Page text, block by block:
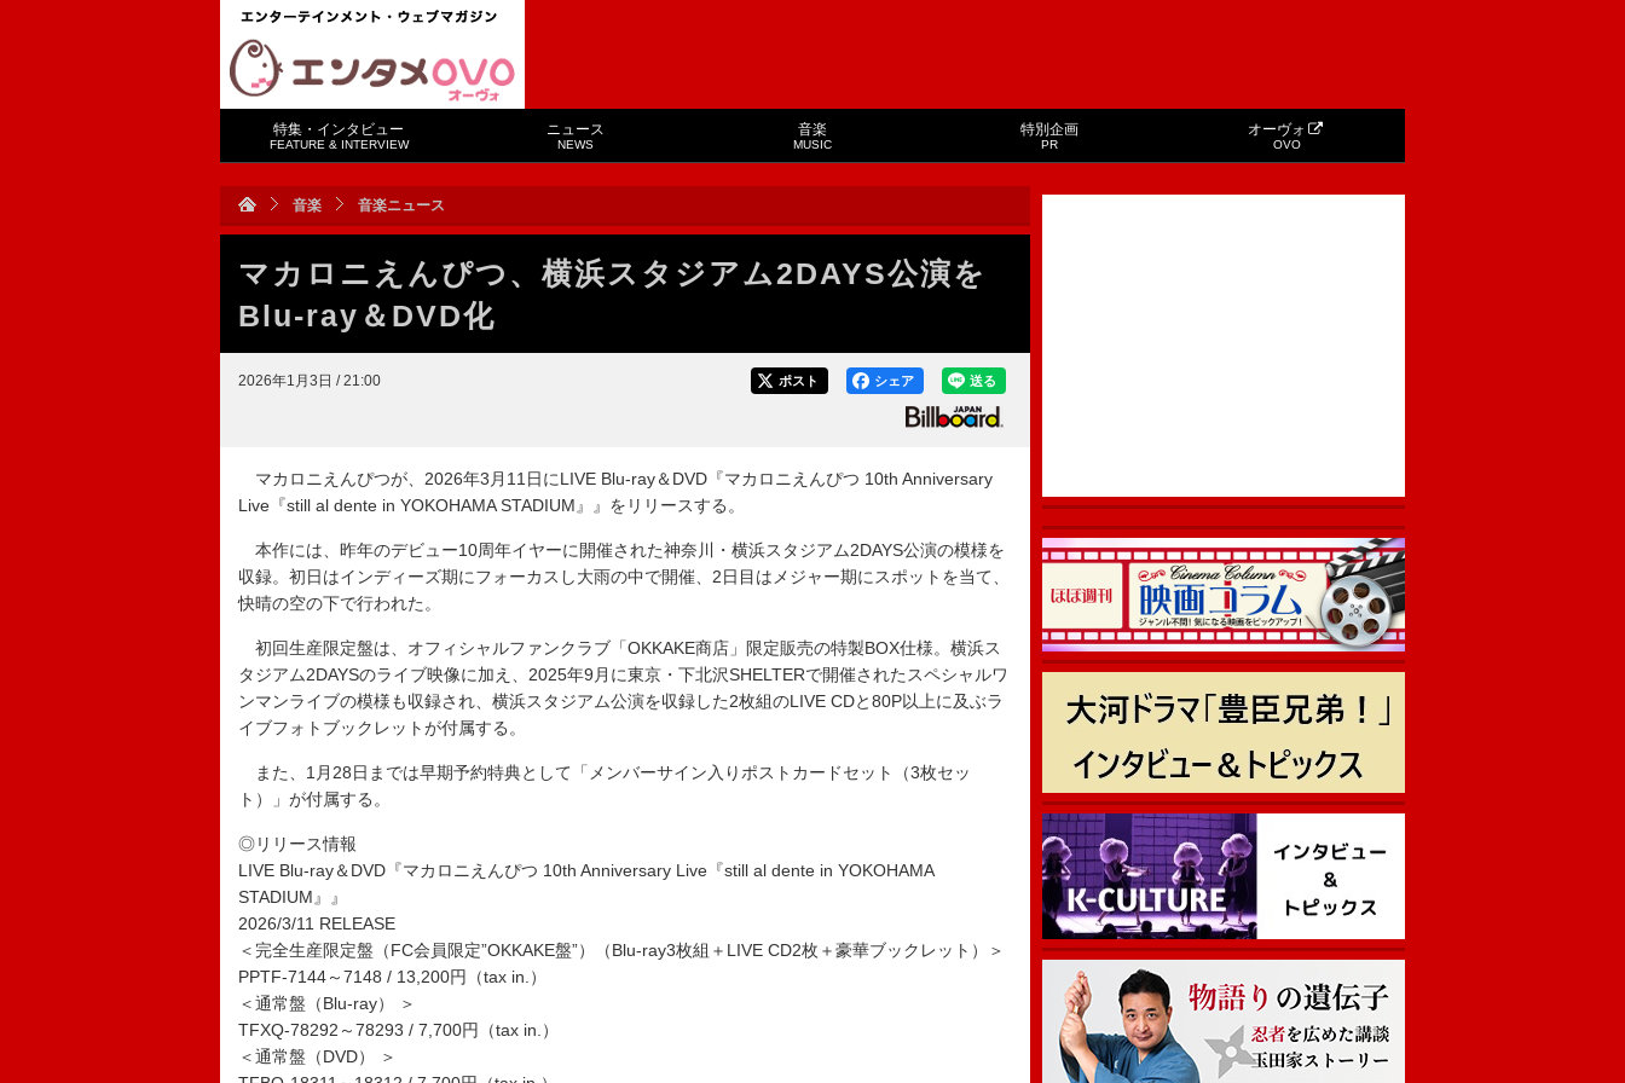
特集・インタビュー
FEATURE & INTERVIEW
ニュース
NEWS
音楽
MUSIC
特別企画
PR
オーヴォ
OVO
音楽 音楽ニュース
マカロニえんぴつ、横浜スタジアム2DAYS公演を
Blu-ray＆DVD化
2026年1月3日 / 21:00 送る
シェア
ポスト
マカロニえんぴつが、2026年3月11日にLIVE Blu-ray＆DVD『マカロニえんぴつ 10th Anniversary
Live『still al dente in YOKOHAMA STADIUM』』をリリースする。
本作には、昨年のデビュー10周年イヤーに開催された神奈川・横浜スタジアム2DAYS公演の模様を
収録。初日はインディーズ期にフォーカスし大雨の中で開催、2日目はメジャー期にスポットを当て、
快晴の空の下で行われた。
初回生産限定盤は、オフィシャルファンクラブ「OKKAKE商店」限定販売の特製BOX仕様。横浜ス
タジアム2DAYSのライブ映像に加え、2025年9月に東京・下北沢SHELTERで開催されたスペシャルワ
ンマンライブの模様も収録され、横浜スタジアム公演を収録した2枚組のLIVE CDと80P以上に及ぶラ
イブフォトブックレットが付属する。
また、1月28日までは早期予約特典として「メンバーサイン入りポストカードセット（3枚セッ
ト）」が付属する。
◎リリース情報
LIVE Blu-ray＆DVD『マカロニえんぴつ 10th Anniversary Live『still al dente in YOKOHAMA
STADIUM』』
2026/3/11 RELEASE
＜完全生産限定盤（FC会員限定”OKKAKE盤”）（Blu-ray3枚組＋LIVE CD2枚＋豪華ブックレット）＞
PPTF-7144～7148 / 13,200円（tax in.）
＜通常盤（Blu-ray） ＞
TFXQ-78292～78293 / 7,700円（tax in.）
＜通常盤（DVD） ＞